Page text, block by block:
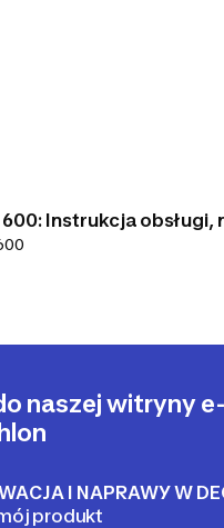
600: Instrukcja obsługi,
naszej witryny
I NAPRAWY W
produkt